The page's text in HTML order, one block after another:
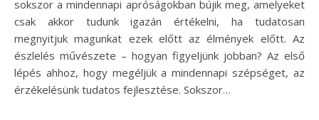
sokszor a mindennapi apróságokban bújik meg, amelyeket
csak akkor tudunk igazán értékelni, ha tudatosan
megnyitjuk magunkat ezek előtt az élmények előtt. Az
észlelés művészete – hogyan figyeljünk jobban? Az első
lépés ahhoz, hogy megéljük a mindennapi szépséget, az
érzékelésünk tudatos fejlesztése. Sokszor…